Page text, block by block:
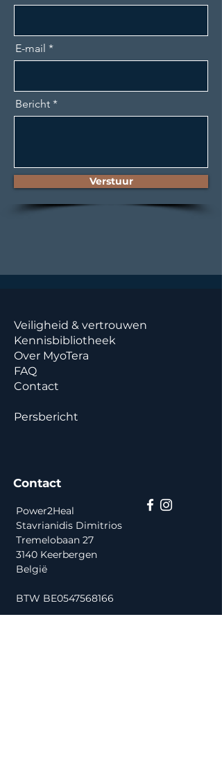
E-mail
Bericht
Verstuur
Veiligheid & vertrouwen
Kennisbibliotheek
Over MyoTera
FAQ
Contact
Persbericht
Contact
Power2Heal
Stavrianidis Dimitrios
Tremelobaan 27
3140 Keerbergen
België
BTW BE0547568166